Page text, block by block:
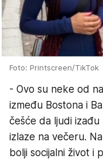
Foto: Printscreen/TikTok
- Ovo su neke od
između Bostona i
češće da ljudi
izlaze na večeru.
bolji socijalni život i